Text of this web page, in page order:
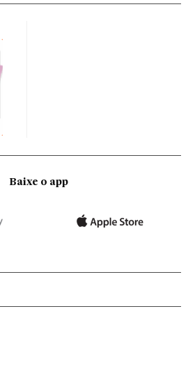
Baixe o app